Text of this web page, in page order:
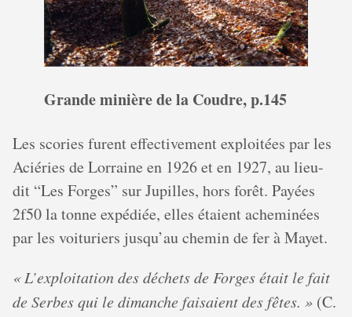
Grande minière de la Coudre, p.145
Les scories furent effectivement exploitées par les
Aciéries de Lorraine en 1926 et en 1927, au lieu-
dit “Les Forges” sur Jupilles, hors forêt. Payées
2f50 la tonne expédiée, elles étaient acheminées
par les voituriers jusqu’au chemin de fer à Mayet.
« L’exploitation des déchets de Forges était le fait
de Serbes qui le dimanche faisaient des fêtes. » (C.